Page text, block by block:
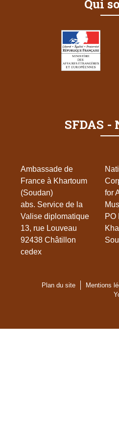
Qui
SFDAS -
Ambassade de
France à Khartoum
(Soudan)
abs. Service de la
Valise diplomatique
13, rue Louveau
92438 Châtillon
cedex
for
PO
Plan du site
Mentions